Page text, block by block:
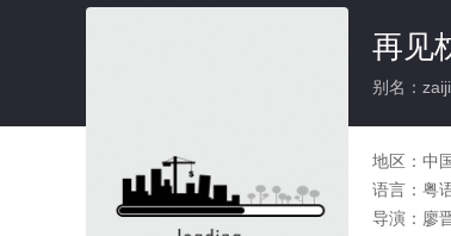
再见
别名：
地区： 中
语言： 粤
导演： 廖